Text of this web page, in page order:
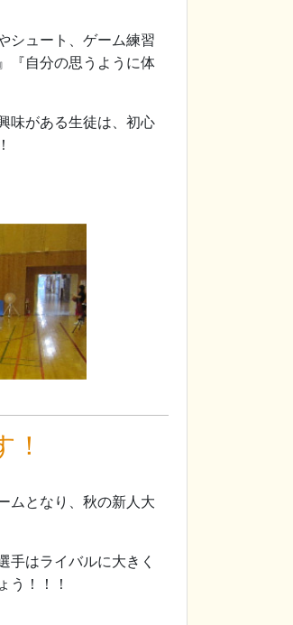
シュート、ゲーム練習
『自分の思うように体
味がある生徒は、初心
ムとなり、秋の新人大
手はライバルに大きく
う！！！